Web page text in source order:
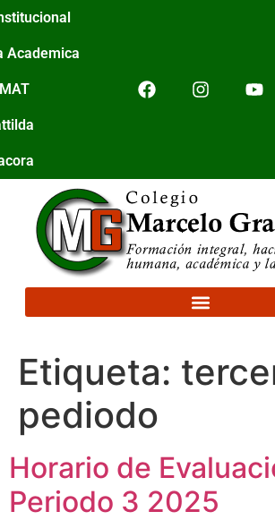
Academica
Etiqueta:
pediodo
Horario de
Periodo 3 2025